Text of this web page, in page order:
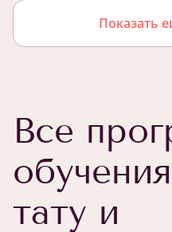
Показать
Все
тату и